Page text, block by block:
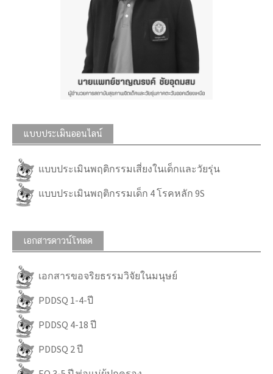
แบบประเมินออนไลน์
แบบประเมินพฤติกรรมเสี่ยงในเด็กและวัยรุ่น
แบบประเมินพฤติกรรมเด็ก 4 โรคหลัก 9S
เอกสารดาวน์โหลด
เอกสารขอจริยธรรมวิจัยในมนุษย์
PDDSQ 1-4-ปี
PDDSQ 4-18 ปี
PDDSQ 2 ปี